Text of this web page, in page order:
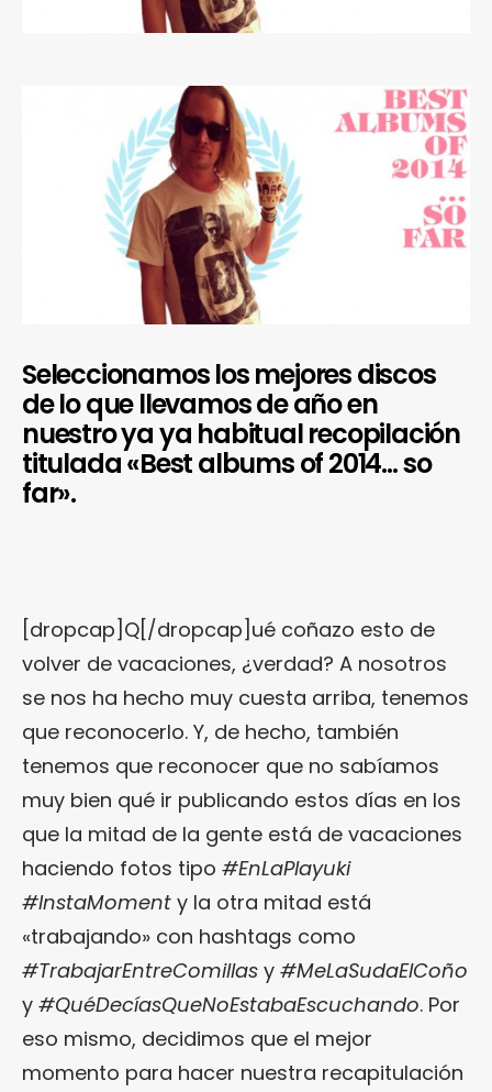
Seleccionamos los mejores discos
de lo que llevamos de año en
nuestro ya ya habitual recopilación
titulada «Best albums of 2014… so
far».
[dropcap]Q[/dropcap]ué coñazo esto de
volver de vacaciones, ¿verdad? A nosotros
se nos ha hecho muy cuesta arriba, tenemos
que reconocerlo. Y, de hecho, también
tenemos que reconocer que no sabíamos
muy bien qué ir publicando estos días en los
que la mitad de la gente está de vacaciones
haciendo fotos tipo #EnLaPlayuki
#InstaMoment y la otra mitad está
«trabajando» con hashtags como
#TrabajarEntreComillas y #MeLaSudaElCoño
y #QuéDecíasQueNoEstabaEscuchando. Por
eso mismo, decidimos que el mejor
momento para hacer nuestra recapitulación